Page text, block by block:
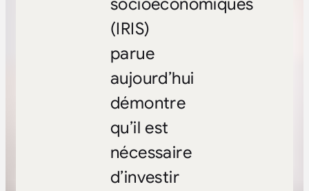
socioéconomiques
(IRIS)
parue
aujourd’hui
démontre
qu’il est
nécessaire
d’investir